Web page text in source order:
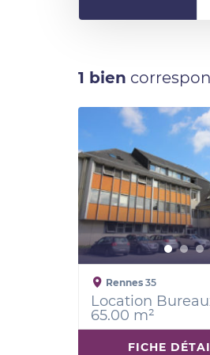
1 bien
Rennes 35
Location
65.00 m²
FICHE